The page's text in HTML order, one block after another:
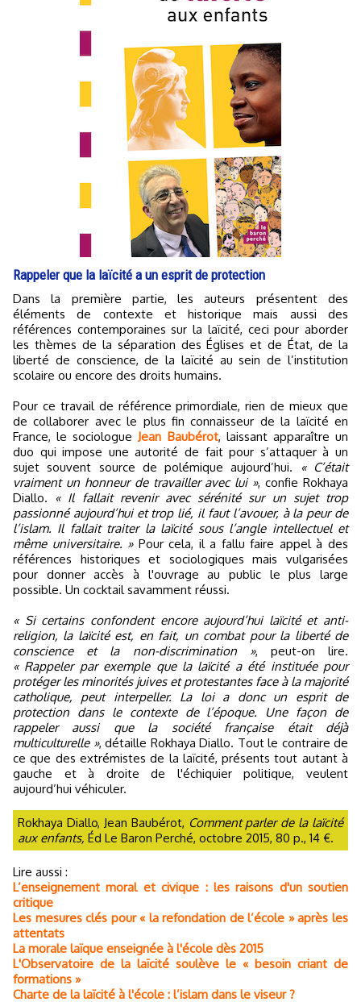
Rappeler que la laïcité a un esprit de protection
Dans la première partie, les auteurs présentent des
éléments de contexte et historique mais aussi des
références contemporaines sur la laïcité, ceci pour aborder
les thèmes de la séparation des Églises et de État, de la
liberté de conscience, de la laïcité au sein de l’institution
scolaire ou encore des droits humains.
Pour ce travail de référence primordiale, rien de mieux que
de collaborer avec le plus fin connaisseur de la laïcité en
France, le sociologueJean Baubérot, laissant apparaître un
duo qui impose une autorité de fait pour s’attaquer à un
sujet souvent source de polémique aujourd’hui.
« C’était
vraiment un honneur de travailler avec lui », confie Rokhaya
Diallo. « Il fallait revenir avec sérénité sur un sujet trop
passionné aujourd’hui et trop lié, il faut l’avouer, à la peur de
l’islam. Il fallait traiter la laïcité sous l’angle intellectuel et
même universitaire. »Pour cela, il a fallu faire appel à des
références historiques et sociologiques mais vulgarisées
pour donner accès à l'ouvrage au public le plus large
possible. Un cocktail savamment réussi.
« Si certains confondent encore aujourd’hui laïcité et anti-
religion, la laïcité est, en fait, un combat pour la liberté de
conscience et la non-discrimination », peut-on lire.
« Rappeler par exemple que la laïcité a été instituée pour
protéger les minorités juives et protestantes face à la majorité
catholique, peut interpeller. La loi a donc un esprit de
protection dans le contexte de l’époque. Une façon de
rappeler aussi que la société française était déjà
multiculturelle », détaille Rokhaya Diallo. Tout le contraire de
ce que des extrémistes de la laïcité, présents tout autant à
gauche et à droite de l'échiquier politique, veulent
aujourd’hui véhiculer.
Rokhaya Diallo, Jean Baubérot, Comment parler de la laïcité
aux enfants, Éd Le Baron Perché, octobre 2015, 80 p., 14 €.
Lire aussi :
L’enseignement moral et civique : les raisons d'un soutien
critique
Les mesures clés pour « la refondation de l’école » après les
attentats
La morale laïque enseignée à l'école dès 2015
L'Observatoire de la laïcité soulève le « besoin criant de
formations »
Charte de la laïcité à l'école : l’islam dans le viseur ?